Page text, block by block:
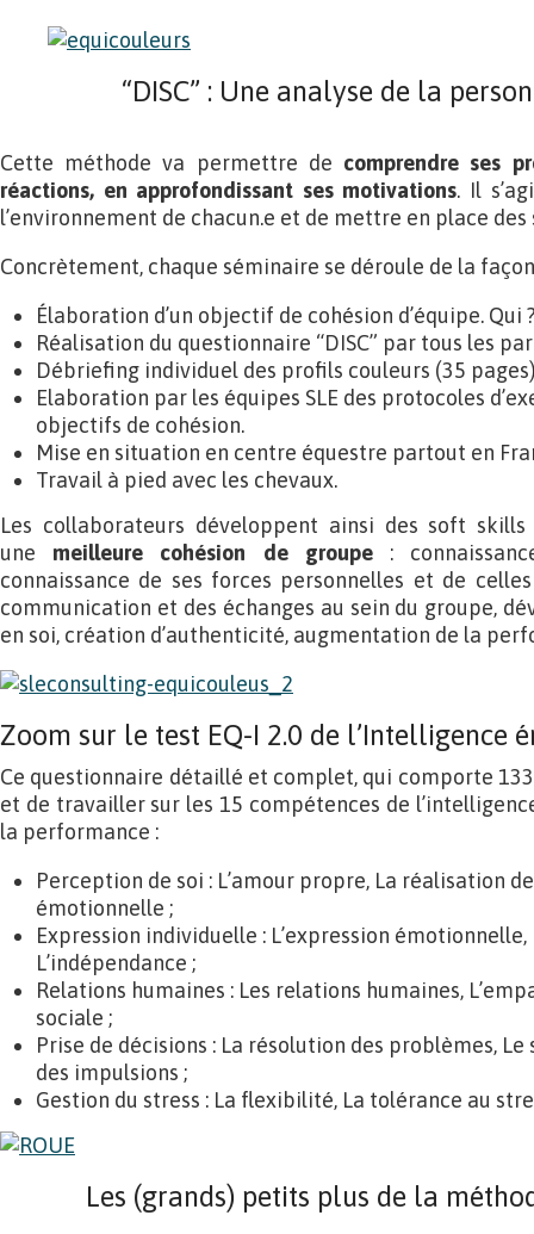
“DISC” : Une analyse de la
Cette méthode va permettre de comprendre ses
réactions, en approfondissant ses motivations. Il
l’environnement de chacun.e et de mettre en place
Concrètement, chaque séminaire se déroule de la
Élaboration d’un objectif de cohésion d’équipe. Qui
Réalisation du questionnaire “DISC” par tous les
Débriefing individuel des profils couleurs (35
Elaboration par les équipes SLE des protocoles
objectifs de cohésion.
Mise en situation en centre équestre partout en
Travail à pied avec les chevaux.
Les collaborateurs développent ainsi des soft
une meilleure cohésion de groupe:
connaissance de ses forces personnelles et de
communication et des échanges au sein du groupe,
en soi, création d’authenticité, augmentation de la
Zoom sur le test EQ-I 2.0 de l’Intelligence
Ce questionnaire détaillé et complet, qui comporte
et de travailler sur les 15 compétences de
la performance :
Perception de soi : L’amour propre, La réalisation
émotionnelle ;
Expression individuelle : L’expression émotionnelle,
L’indépendance ;
Relations humaines : Les relations humaines,
sociale ;
Prise de décisions : La résolution des problèmes,
des impulsions ;
Gestion du stress : La flexibilité, La tolérance au
Les (grands) petits plus de la